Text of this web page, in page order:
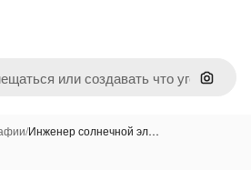
Поиск
/Инженер солнечной эл…